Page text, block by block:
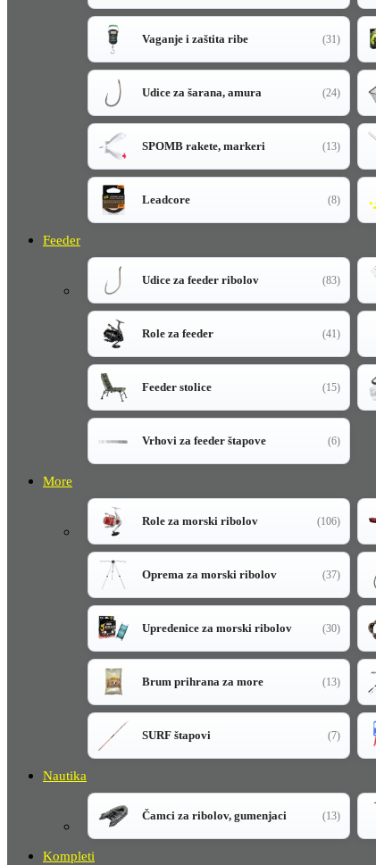
Vaganje i zaštita ribe (31)
Udice za šarana, amura (24)
SPOMB rakete, markeri (13)
Leadcore (8)
Feeder
Udice za feeder ribolov (83)
Role za feeder (41)
Feeder stolice (15)
Vrhovi za feeder štapove (6)
More
Role za morski ribolov (106)
Oprema za morski ribolov (37)
Upredenice za morski ribolov (30)
Brum prihrana za more (13)
SURF štapovi (7)
Nautika
Čamci za ribolov, gumenjaci (13)
Kompleti